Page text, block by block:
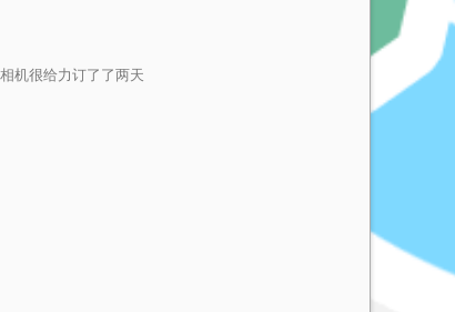
机很给力订了了两天